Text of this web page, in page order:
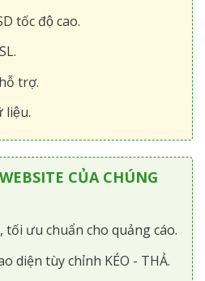
tốc độ cao.
trợ.
liệu.
CỦA CHÚNG
tối ưu chuẩn cho quảng cáo.
diện tùy chỉnh KÉO - THẢ.